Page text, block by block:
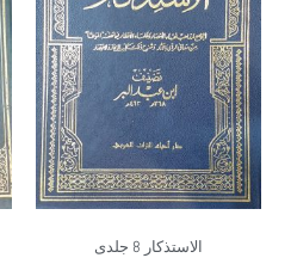
الاستذکار 8 جلدی